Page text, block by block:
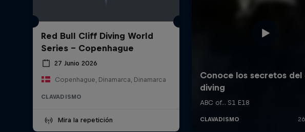
Red Bull Cliff Diving World
Series - Copenhague
27 Junio 2026
Copenhague, Dinamarca, Dinamarca
CLAVADISMO
Mira la repetición